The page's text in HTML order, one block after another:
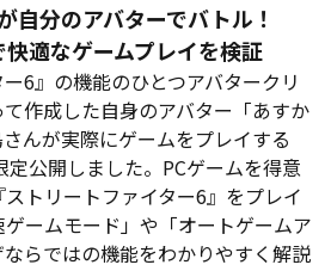
自分のアバターでバトル！
適なゲームプレイを検証
ー6』の機能のひとつアバタークリ
作成した自身のアバター「あすか
んが実際にゲームをプレイする
公開しました。PCゲームを得意
トリートファイター6』をプレイ
ームモード」や「オートゲームア
らではの機能をわかりやすく解説